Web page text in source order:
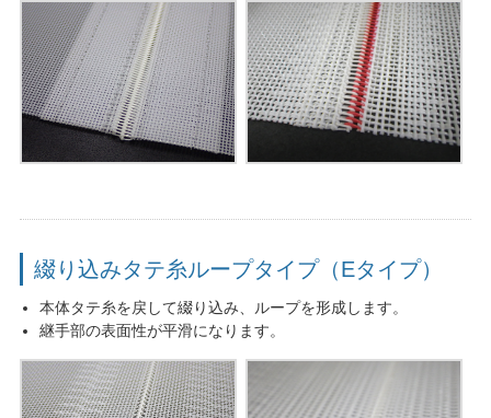
綴り込みタテ糸ループタイプ（Eタイプ）
本体タテ糸を戻して綴り込み、ループを形成します。
継手部の表面性が平滑になります。